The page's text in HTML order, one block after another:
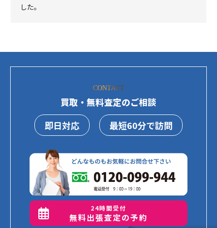
した。
CONTACT
買取・無料査定のご相談
即日対応
最短60分で訪問
24時間受付
無料出張査定の予約